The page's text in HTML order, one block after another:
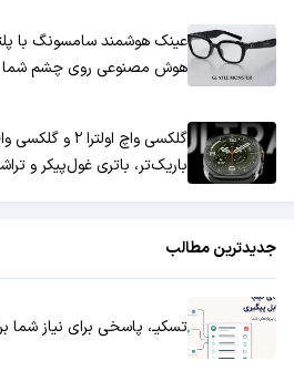
هوش مصنوعی روی چشم شما
باریک‌تر، باتری غول‌پیکر و
جدیدترین مطالب
تسکیـ، پاسخی برای نیاز شما